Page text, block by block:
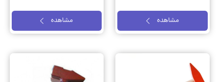
مشاهده مشاهده